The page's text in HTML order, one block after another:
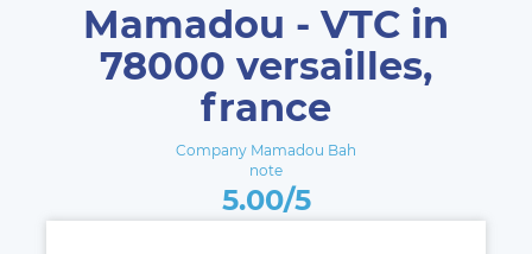
Mamadou - VTC in
78000 versailles,
france
Company Mamadou Bah
note
5.00/5